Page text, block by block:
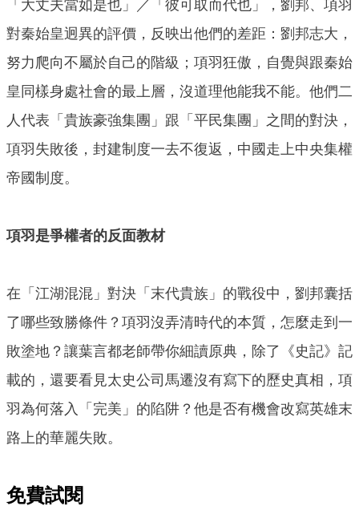
「大丈夫當如是也」／「彼可取而代也」，劉邦、項羽
對秦始皇迥異的評價，反映出他們的差距：劉邦志大，
努力爬向不屬於自己的階級；項羽狂傲，自覺與跟秦始
皇同樣身處社會的最上層，沒道理他能我不能。他們二
人代表「貴族豪強集團」跟「平民集團」之間的對決，
項羽失敗後，封建制度一去不復返，中國走上中央集權
帝國制度。
項羽是爭權者的反面教材
在「江湖混混」對決「末代貴族」的戰役中，劉邦囊括
了哪些致勝條件？項羽沒弄清時代的本質，怎麼走到一
敗塗地？讓葉言都老師帶你細讀原典，除了《史記》記
載的，還要看見太史公司馬遷沒有寫下的歷史真相，項
羽為何落入「完美」的陷阱？他是否有機會改寫英雄末
路上的華麗失敗。
免費試閱